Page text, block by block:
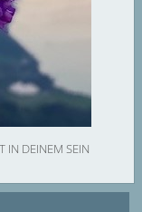
IN DEINEM SEIN